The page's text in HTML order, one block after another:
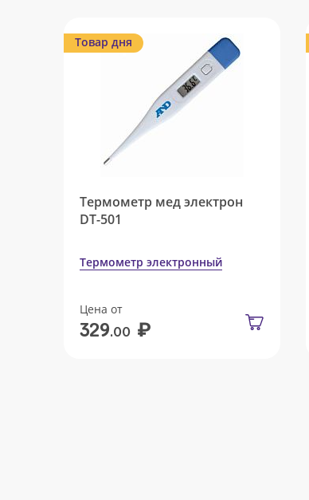
Товар дня
Термометр мед электрон
DT-501
Термометр электронный
Цена от
329.00 ₽